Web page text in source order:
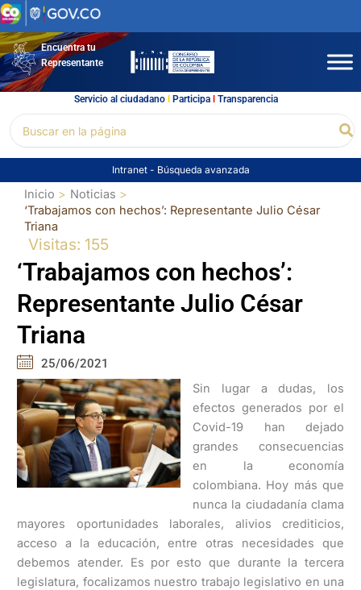
Ir
al
contenidoEncuentra tu
Representante
Servicio al ciudadano l Participal Transparencia
por:
Intranet - Búsqueda avanzada
Inicio
Noticias
‘Trabajamos con hechos’: Representante Julio César
Triana
Visitas: 155
‘Trabajamos con hechos’:
Representante Julio César
Triana
25/06/2021
Sin lugar a dudas, los
efectos generados por el
Covid-19 han dejado
grandes consecuencias
en la economía
colombiana. Hoy más que
nunca la ciudadanía clama
mayores oportunidades laborales, alivios crediticios,
acceso a la educación, entre otras necesidades que
debemos atender. Es por esto que durante la tercera
legislatura, focalizamos nuestro trabajo legislativo en una